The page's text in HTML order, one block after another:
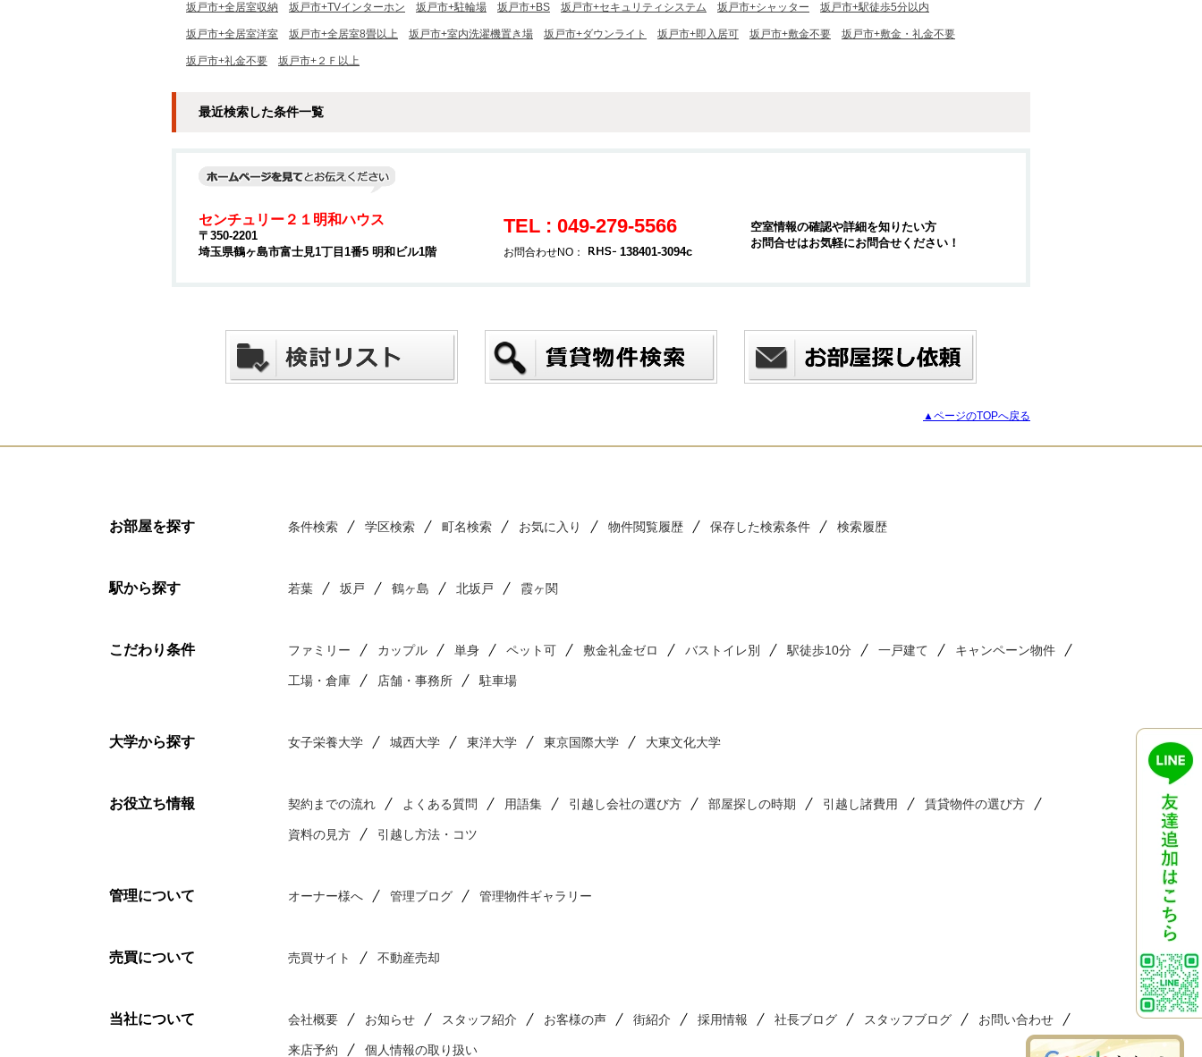
坂戸市+全居室収納 坂戸市+TVインターホン 坂戸市+駐輪場 坂戸市+BS 坂戸市+セキュリティシステム 坂戸市+シャッター 坂戸市+駅徒歩5分以内
坂戸市+全居室洋室 坂戸市+全居室8畳以上 坂戸市+室内洗濯機置き場 坂戸市+ダウンライト 坂戸市+即入居可 坂戸市+敷金不要 坂戸市+敷金・礼金不要
坂戸市+礼金不要 坂戸市+２Ｆ以上
最近検索した条件一覧
センチュリー２１明和ハウス
〒350-2201
埼玉県鶴ヶ島市富士見1丁目1番5 明和ビル1階
TEL : 049-279-5566
お問合わせNO： 138401-3094c
空室情報の確認や詳細を知りたい方
お問合せはお気軽にお問合せください！
▲ページのTOPへ戻る
お部屋を探す 条件検索 学区検索 町名検索 お気に入り 物件閲覧履歴 保存した検索条件 検索履歴
駅から探す 若葉 坂戸 鶴ヶ島 北坂戸 霞ヶ関
こだわり条件 ファミリー カップル 単身 ペット可 敷金礼金ゼロ バストイレ別 駅徒歩10分 一戸建て キャンペーン物件
工場・倉庫 店舗・事務所 駐車場
大学から探す 女子栄養大学 城西大学 東洋大学 東京国際大学 大東文化大学
お役立ち情報 契約までの流れ よくある質問 用語集 引越し会社の選び方 部屋探しの時期 引越し諸費用 賃貸物件の選び方
資料の見方 引越し方法・コツ
管理について オーナー様へ 管理ブログ 管理物件ギャラリー
売買について 売買サイト 不動産売却
当社について 会社概要 お知らせ スタッフ紹介 お客様の声 街紹介 採用情報 社長ブログ スタッフブログ お問い合わせ
来店予約 個人情報の取り扱い